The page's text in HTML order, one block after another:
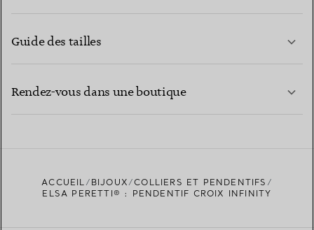
Guide des tailles
Rendez-vous dans une boutique
TROUVEZ LA BOUTIQUE LA PLUS PROCHE
ACCUEIL BIJOUX
COLLIERS ET PENDENTIFS
ELSA PERETTI® : PENDENTIF CROIX INFINITY